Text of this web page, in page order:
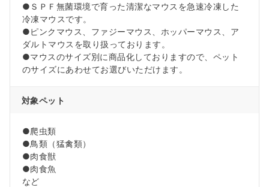
●ＳＰＦ無菌環境で育った清潔なマウスを急速冷凍した
冷凍マウスです。
●ピンクマウス、ファジーマウス、ホッパーマウス、ア
ダルトマウスを取り扱っております。
●マウスのサイズ別に商品化しておりますので、ペット
のサイズにあわせてお選びいただけます。
対象ペット
●爬虫類
●鳥類（猛禽類）
●肉食獣
●肉食魚
など